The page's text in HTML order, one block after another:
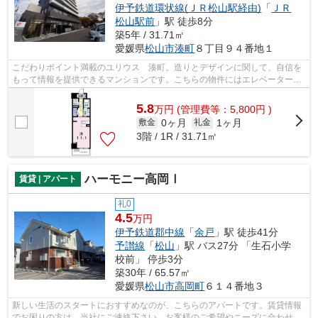
伊予鉄道環状線(ＪＲ松山駅経由) 「 ＪＲ
松山駅前 」駅 徒歩8分
築5年 / 31.71㎡
愛媛県松山市湊町８丁目９４番地１
こだわりポイント満載のユリウス 湊町。造りとデザインに関して、自信を
もって情報を提供できるマンションです。こちらの物件にはエレベーターが
付いています。交通アクセスの充実し...
5.8万円 (管理費等：5,800円 )
敷金 0ヶ月 礼金
1ヶ月
3階 / 1R / 31.71㎡
賃貸 | アパート ハーモニー高岡Ⅰ
礼0
4.5万円
伊予鉄道郡中線 「余戸 」駅 徒歩41分
予讃線 「松山 」駅 バス27分 「生石小学
校前」 停歩3分
築30年 / 65.57㎡
愛媛県松山市高岡町６１４番地３
新しい生活のスタートにおすすめなのが、こちらのアパートです。賃貸情報